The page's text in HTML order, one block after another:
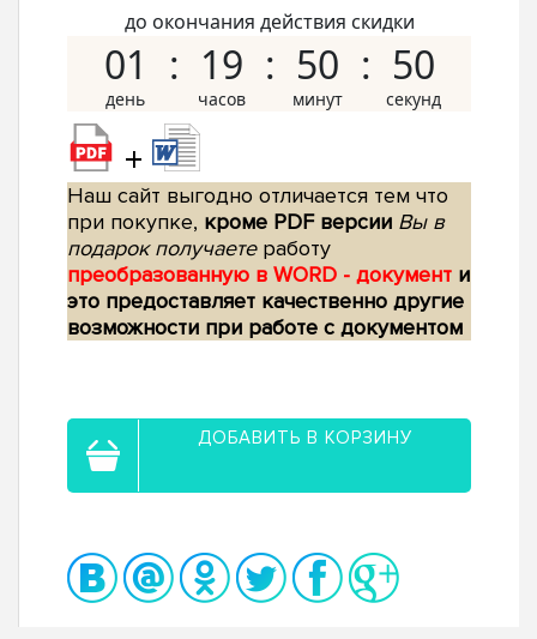
до окончания действия скидки
01 19 50 49
+
Наш сайт выгодно отличается тем что
при покупке, кроме PDF версии Вы в
подарок получаетеработу
преобразованную в WORD - документ и
это предоставляет качественно другие
возможности при работе с документом
ДОБАВИТЬ В КОРЗИНУ